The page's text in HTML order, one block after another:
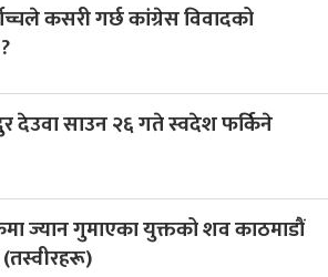
कसरी गर्छ कांग्रेस विवादको
देउवा साउन २६ गते स्वदेश फर्किने
ज्यान गुमाएका युक्तको शव काठमाडौं